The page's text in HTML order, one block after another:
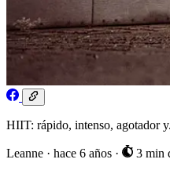
HIIT: rápido, intenso, agotador
Leanne · hace 6 años · 3 min